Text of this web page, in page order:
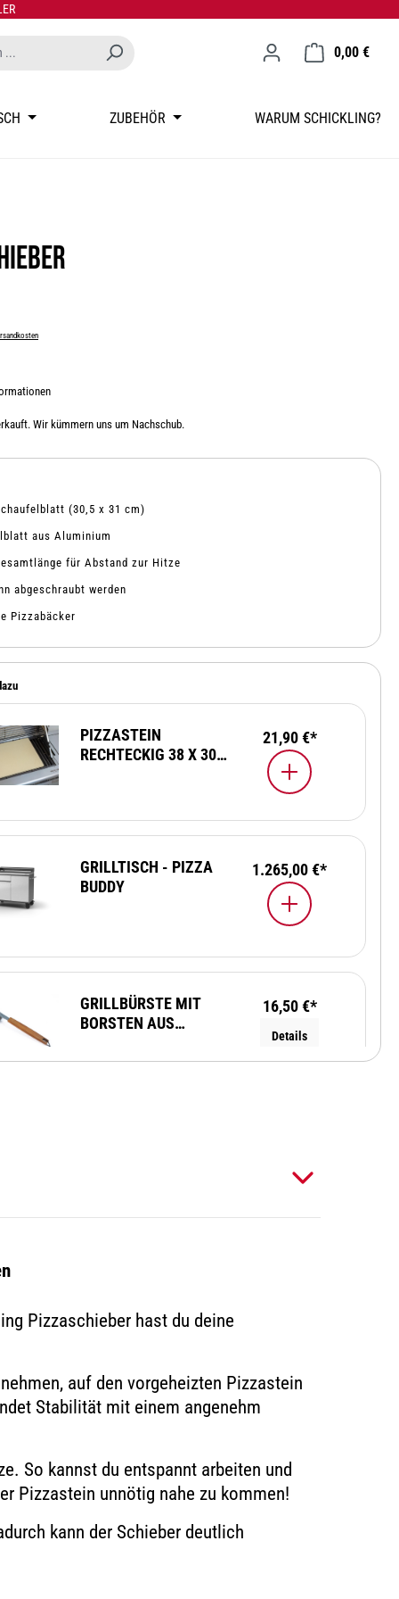
0,00 €
ZUBEHÖR WARUM SCHICKLING?
Wir kümmern uns um Nachschub.
(30,5 x 31 cm)
aus Aluminium
für Abstand zur Hitze
abgeschraubt werden
Pizzabäcker
PIZZASTEIN
RECHTECKIG 38 X 30
21,90 €*
GRILLTISCH - PIZZA
BUDDY
1.265,00 €*
GRILLBÜRSTE MIT
BORSTEN AUS
16,50 €*
Details
Pizzaschieber hast du deine
auf den vorgeheizten Pizzastein
Stabilität mit einem angenehm
So kannst du entspannt arbeiten und
Pizzastein unnötig nahe zu kommen!
kann der Schieber deutlich